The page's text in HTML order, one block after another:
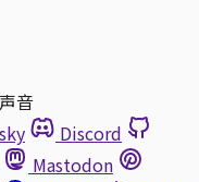
音
Discord
Mastodon